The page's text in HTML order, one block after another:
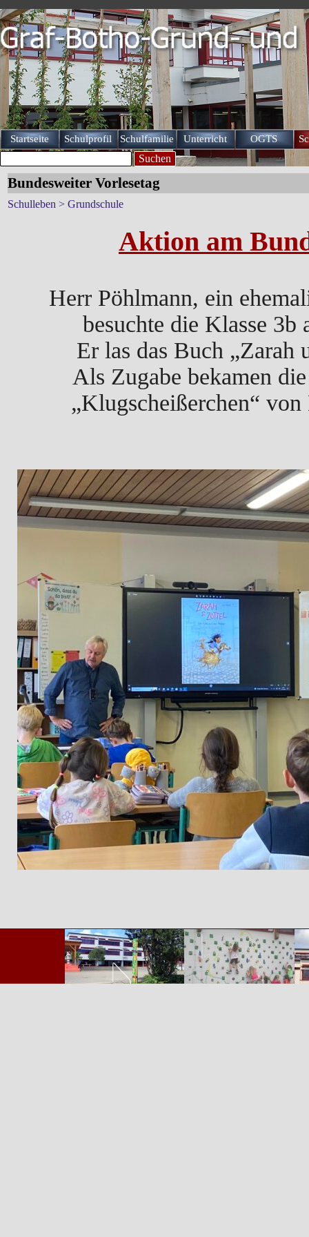
Startseite Schulprofil ▼
Schulfamilie ▼
Unterricht ▼
OGTS
Suchen
Bundesweiter Vorlesetag
Schulleben > Grundschule
Aktion am
Herr Pöhlmann, ein
besuchte die Klasse 3b
Er las das Buch
Als Zugabe bekamen
„Klugscheißerchen“